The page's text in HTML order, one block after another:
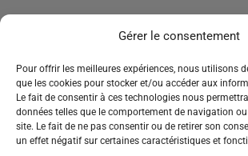
Gérer le consentement
Pour offrir les meilleures expériences, nous utilisons
que les cookies pour stocker et/ou accéder aux
Le fait de consentir à ces technologies nous
données telles que le comportement de navigation
site. Le fait de ne pas consentir ou de retirer son
un effet négatif sur certaines caractéristiques et
Tenez-vous informé des nouveautés,
et des remises.